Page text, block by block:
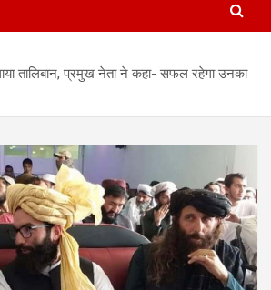
तालिबान, प्रमुख नेता ने कहा- सफल रहेगा उनका